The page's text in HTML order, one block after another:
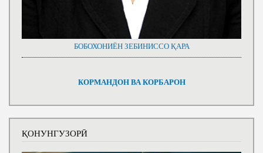
БОБОХОНИЁН ЗЕБИНИССО ҚАРА
КОРМАНДОН ВА КОРБАРОН
ҚОНУНГУЗОРӢ